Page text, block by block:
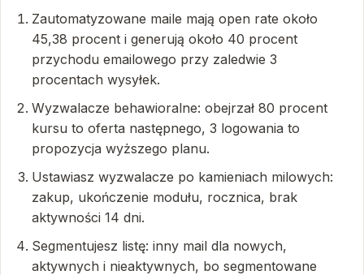
Zautomatyzowane maile mają open rate około
45,38 procent i generują około 40 procent
przychodu emailowego przy zaledwie 3
procentach wysyłek.
Wyzwalacze behawioralne: obejrzał 80 procent
kursu to oferta następnego, 3 logowania to
propozycja wyższego planu.
Ustawiasz wyzwalacze po kamieniach milowych:
zakup, ukończenie modułu, rocznica, brak
aktywności 14 dni.
Segmentujesz listę: inny mail dla nowych,
aktywnych i nieaktywnych, bo segmentowane